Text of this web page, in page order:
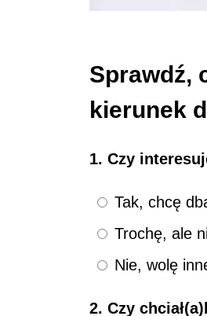
Sprawdź,
kierunek
1. Czy
Tak, chcę
Trochę, ale
Nie, wolę
2. Czy